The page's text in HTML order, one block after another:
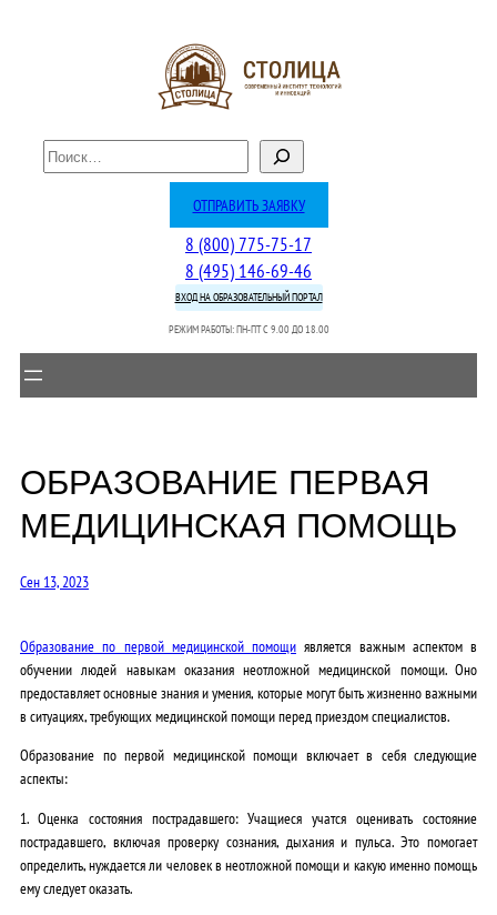
П
о
ОТПРАВИТЬ ЗАЯВКУ
8 (800) 775-75-17
8 (495) 146-69-46
ВХОД НА ОБРАЗОВАТЕЛЬНЫЙ ПОРТАЛ
РЕЖИМ РАБОТЫ: ПН-ПТ C 9.00 ДО 18.00
ОБРАЗОВАНИЕ ПЕРВАЯ
МЕДИЦИНСКАЯ ПОМОЩЬ
Сен 13, 2023
Образование по первой медицинской помощи является важным аспектом в
обучении людей навыкам оказания неотложной медицинской помощи. Оно
предоставляет основные знания и умения, которые могут быть жизненно важными
в ситуациях, требующих медицинской помощи перед приездом специалистов.
Образование по первой медицинской помощи включает в себя следующие
аспекты:
1. Оценка состояния пострадавшего: Учащиеся учатся оценивать состояние
пострадавшего, включая проверку сознания, дыхания и пульса. Это помогает
определить, нуждается ли человек в неотложной помощи и какую именно помощь
ему следует оказать.